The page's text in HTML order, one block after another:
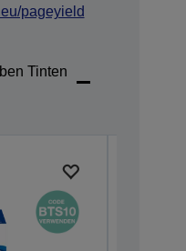
pageyield
Tinten